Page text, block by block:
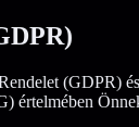
(GDPR)
értelmében